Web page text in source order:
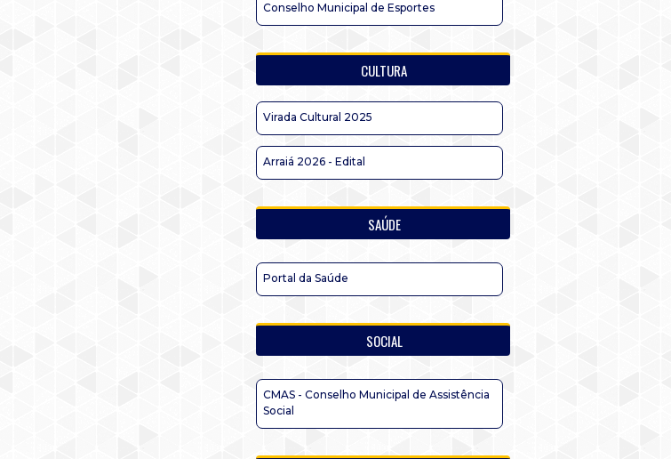
Conselho Municipal de Esportes
CULTURA
Virada Cultural 2025
Arraiá 2026 - Edital
SAÚDE
Portal da Saúde
SOCIAL
CMAS - Conselho Municipal de Assistência
Social